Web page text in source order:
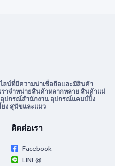
ลน์ที่มีความน่าเชื่อถือและมีสินค้า
ราจำหน่ายสินค้าหลากหลาย สินค้าแม่
อุปกรณ์สำนักงาน อุปกรณ์แคมป์ปิ้ง
ง สุนัขและแมว
ติดต่อเรา
Facebook
LINE@